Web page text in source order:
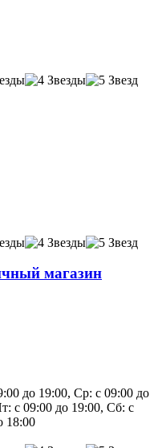
магазин
до 19:00, Ср: с 09:00 до
с 09:00 до 19:00, Сб: с
18:00